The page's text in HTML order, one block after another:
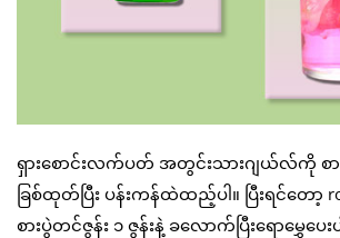
ရှားစောင်းလက်ပတ် အတွင်းသားဂျယ်လ်ကို စား
ခြစ်ထုတ်ပြီး ပန်းကန်ထဲထည့်ပါ။ ပြီးရင်တော့
စားပွဲတင်ဇွန်း ၁ ဇွန်းနဲ့ ခလောက်ပြီးရောမွှေပေးပ